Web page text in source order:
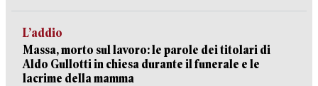
L’addio
Massa, morto sul lavoro: le parole dei titolari di
Aldo Gullotti in chiesa durante il funerale e le
lacrime della mamma